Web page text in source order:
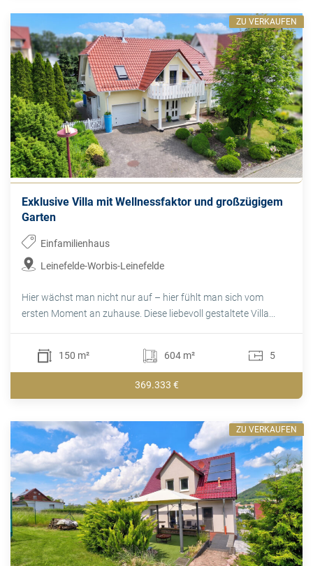
Exklusive Villa mit Wellnessfaktor und großzügigem
Garten
Einfamilienhaus
Leinefelde-Worbis-Leinefelde
Hier wächst man nicht nur auf – hier fühlt man sich vom
ersten Moment an zuhause. Diese liebevoll gestaltete Villa...
150 m² 604 m² 5
369.333 €
ZU VERKAUFEN
ZU VERKAUFEN